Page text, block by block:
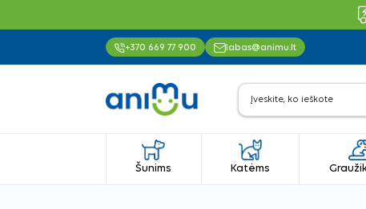
+370 669 77 900 labas@animu.lt
Šunims Katėms